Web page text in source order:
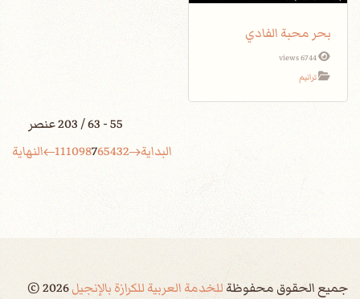
بحر محبة الفادي
6744 views
ترانيم
55 - 63 / 203 عنصر
البداية
2
3
4
5
6
7
8
9
10
11 النهاية
جميع الحقوق محفوظةللخدمة العربية للكرازة بالإنجيل ©2026